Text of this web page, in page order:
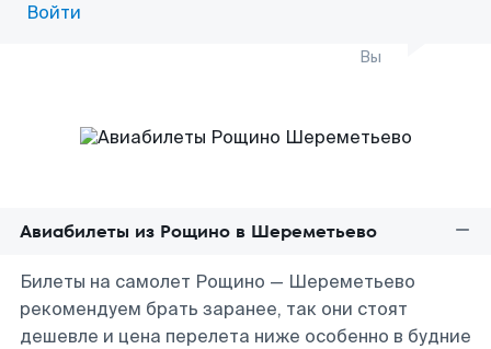
Войти
Вы
Авиабилеты из Рощино в Шереметьево
Билеты на самолет Рощино — Шереметьево
рекомендуем брать заранее, так они стоят
дешевле и цена перелета ниже особенно в будние